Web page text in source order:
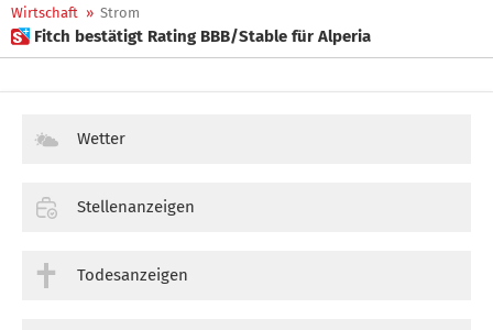
Wirtschaft » Strom
 Fitch bestätigt Rating BBB/Stable für Alperia
Wetter
Stellenanzeigen
Todesanzeigen